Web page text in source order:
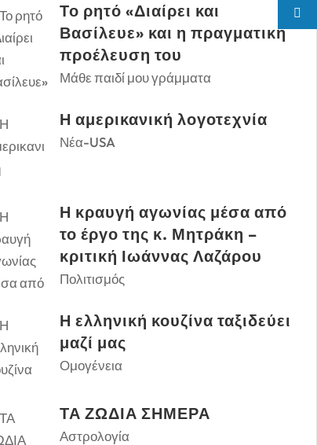
Το ρητό «Διαίρει και
Βασίλευε» και η πραγματική
προέλευση του
Μάθε παιδί μου γράμματα
Η αμερικανική λογοτεχνία
Νέα-USA
Η κραυγή αγωνίας μέσα από
το έργο της κ. Μητράκη –
κριτική Ιωάννας Λαζάρου
Πολιτισμός
Η ελληνική κουζίνα ταξιδεύει
μαζί μας
Ομογένεια
ΤΑ ΖΩΔΙΑ ΣΗΜΕΡΑ
Αστρολογία